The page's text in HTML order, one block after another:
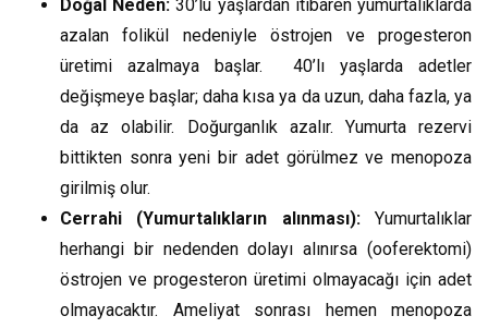
Doğal Neden: 30’lu yaşlardan itibaren yumurtalıklarda
azalan folikül nedeniyle östrojen ve progesteron
üretimi azalmaya başlar. 40’lı yaşlarda adetler
değişmeye başlar; daha kısa ya da uzun, daha fazla, ya
da az olabilir. Doğurganlık azalır. Yumurta rezervi
bittikten sonra yeni bir adet görülmez ve menopoza
girilmiş olur.
Cerrahi (Yumurtalıkların alınması):Yumurtalıklar
herhangi bir nedenden dolayı alınırsa (ooferektomi)
östrojen ve progesteron üretimi olmayacağı için adet
olmayacaktır. Ameliyat sonrası hemen menopoza